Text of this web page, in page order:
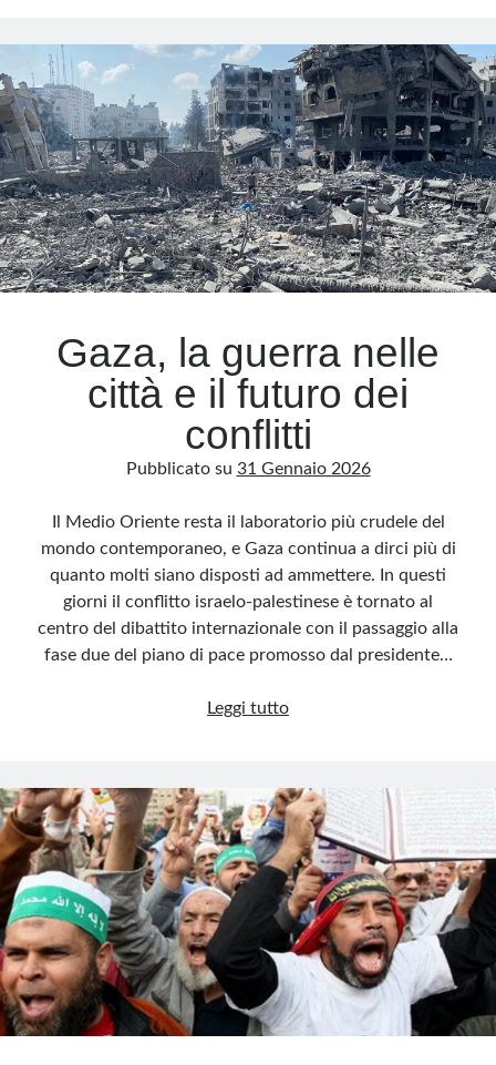
Meta
Accedi
Feed dei contenuti
Feed dei commenti
WordPress.org
Gaza, la guerra nelle
città e il futuro dei
conflitti
Pubblicato su 31 Gennaio 2026
Il Medio Oriente resta il laboratorio più crudele del
mondo contemporaneo, e Gaza continua a dirci più di
quanto molti siano disposti ad ammettere. In questi
giorni il conflitto israelo-palestinese è tornato al
centro del dibattito internazionale con il passaggio alla
fase due del piano di pace promosso dal presidente…
Leggi tuttoGaza,
nelle
città
e
il
futuro
dei
conflitti